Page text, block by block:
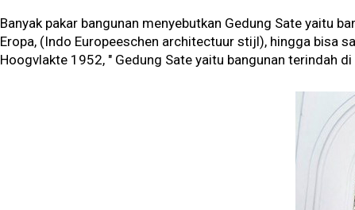
Banyak pakar bangunan menyebutkan Gedung Sate yaitu
Eropa, (Indo Europeeschen architectuur stijl), hingga bisa
Hoogvlakte 1952, " Gedung Sate yaitu bangunan terindah di